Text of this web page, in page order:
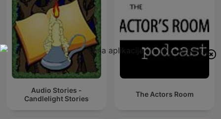
Audio Stories -
Candlelight Stories
The Actors Room